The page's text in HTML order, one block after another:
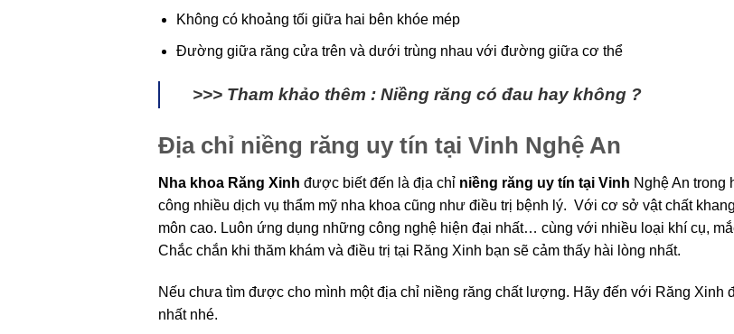
Không có khoảng tối giữa hai bên khóe mép
Đường giữa răng cửa trên và dưới trùng nhau với đường giữa cơ thể
>>> Tham khảo thêm : Niềng răng có đau hay không ?
Địa chỉ niềng răng uy tín tại Vinh Nghệ An
Nha khoa Răng Xinhđược biết đến là địa chỉniềng răng uy tín tại VinhNghệ An trong
công nhiều dịch vụ thẩm mỹ nha khoa cũng như điều trị bệnh lý. Với cơ sở vật chất
môn cao. Luôn ứng dụng những công nghệ hiện đại nhất… cùng với nhiều loại khí cụ,
Chắc chắn khi thăm khám và điều trị tại Răng Xinh bạn sẽ cảm thấy hài lòng nhất.
Nếu chưa tìm được cho mình một địa chỉ niềng răng chất lượng. Hãy đến với Răng Xinh
nhất nhé.